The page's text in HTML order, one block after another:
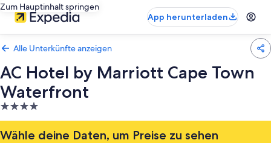
Zum Hauptinhalt springen
App herunterladen
Alle Unterkünfte anzeigen
AC Hotel by Marriott Cape Town
Waterfront
4.0-
Sterne-
Unterkunft
Wähle deine Daten, um Preise zu sehen